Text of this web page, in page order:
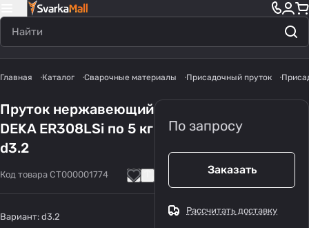
Главная Каталог Сварочные материалы Присадочный пруток
Пруток нержавеющий
DEKA ER308LSi по 5 кг
d3.2
Код товара СТ000001774
Вариант: d3.2
По запросу
Заказать
Рассчитать доставку